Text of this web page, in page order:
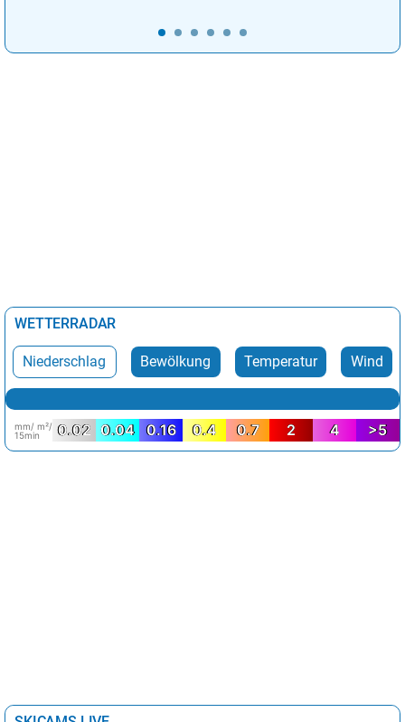
WETTERRADAR
Niederschlag Bewölkung Temperatur Wind
mm/ m²/
15min
0.02 0.04 0.16 0.4 0.7 2 4 >5